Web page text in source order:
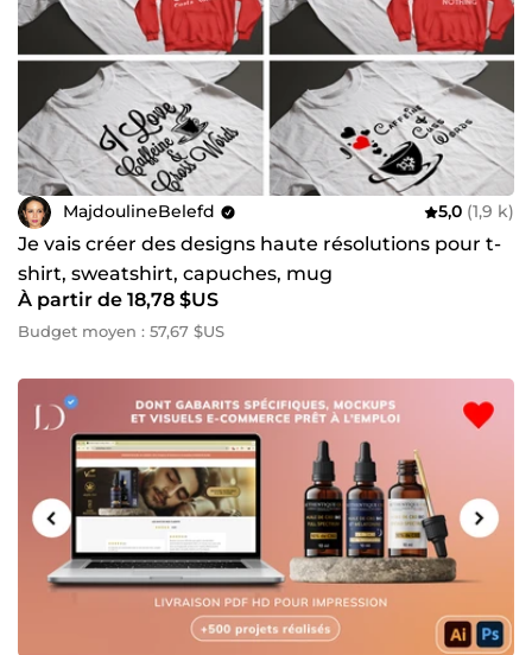
MajdoulineBelefd 5,0 (1,9 k)
Je vais créer des designs haute résolutions pour t-
shirt, sweatshirt, capuches, mug
À partir de 18,78 $US
Budget moyen : 57,67 $US